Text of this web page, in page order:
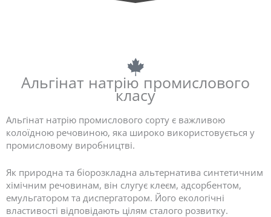
Альгінат натрію промислового
класу
Альгінат натрію промислового сорту є важливою
колоїдною речовиною, яка широко використовується у
промисловому виробництві.
Як природна та біорозкладна альтернатива синтетичним
хімічним речовинам, він слугує клеєм, адсорбентом,
емульгатором та диспергатором. Його екологічні
властивості відповідають цілям сталого розвитку.